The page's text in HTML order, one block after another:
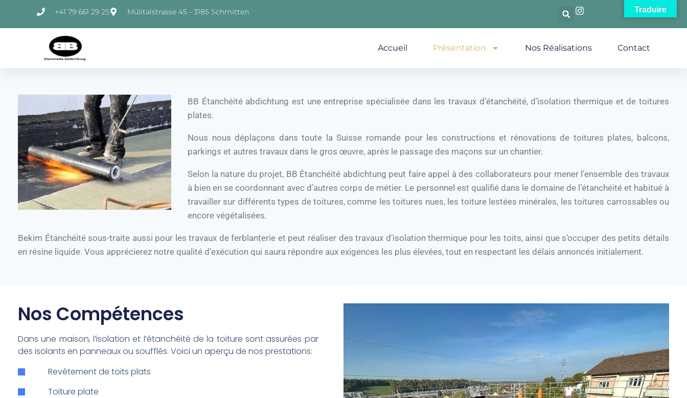
+41 79 661 29 25 Mülitalstrasse 45 - 3185 Schmitten
Accueil Présentation Nos Réalisations Contact
BB Étanchéité abdichtung est une entreprise spécialisée dans les travaux d’étanchéité, d’isolation thermique et de toitures
plates.
Nous nous déplaçons dans toute la Suisse romande pour les constructions et rénovations de toitures plates, balcons,
parkings et autres travaux dans le gros œuvre, après le passage des maçons sur un chantier.
Selon la nature du projet, BB Étanchéité abdichtung peut faire appel à des collaborateurs pour mener l’ensemble des travaux
à bien en se coordonnant avec d’autres corps de métier. Le personnel est qualifié dans le domaine de l’étanchéité et habitué à
travailler sur différents types de toitures, comme les toitures nues, les toiture lestées minérales, les toitures carrossables ou
encore végétalisées.
Bekim Étanchéité sous-traite aussi pour les travaux de ferblanterie et peut réaliser des travaux d’isolation thermique pour les toits, ainsi que s’occuper des petits détails
en résine liquide. Vous apprécierez notre qualité d’exécution qui saura répondre aux exigences les plus élevées, tout en respectant les délais annoncés initialement.
Nos Compétences
Dans une maison, l’isolation et l’étanchéité de la toiture sont assurées par
des isolants en panneaux ou soufflés. Voici un aperçu de nos prestations:
Revêtement de toits plats
Toiture plate
Traduire